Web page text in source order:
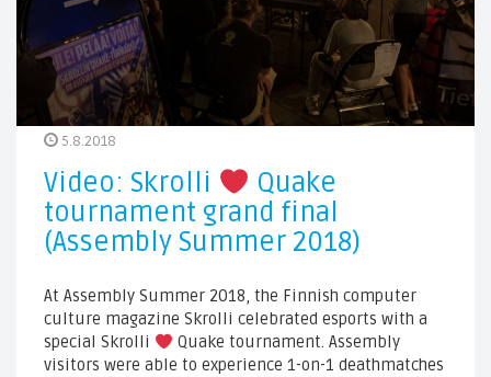
5.8.2018
Video: Skrolli
Quake
tournament grand final
(Assembly Summer 2018)
At Assembly Summer 2018, the Finnish computer
culture magazine Skrolli celebrated esports with a
special Skrolli
Quake tournament. Assembly
visitors were able to experience 1-on-1 deathmatches